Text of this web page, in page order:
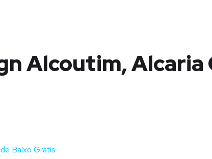
Alcoutim, Alcaria
Baixo Grátis